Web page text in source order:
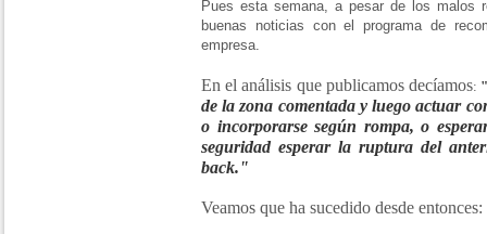
Pues esta semana, a pesar de los malos
buenas noticias con el programa de
empresa.
En el análisis que publicamos decíamos:
de la zona comentada y luego actuar
o incorporarse según rompa, o
seguridad esperar la ruptura del
back."
Veamos que ha sucedido desde entonces: